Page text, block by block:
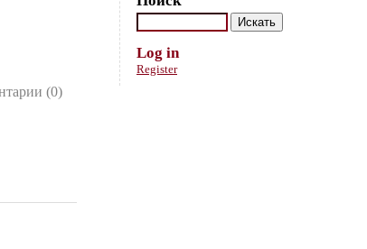
(0)
Log in
Register